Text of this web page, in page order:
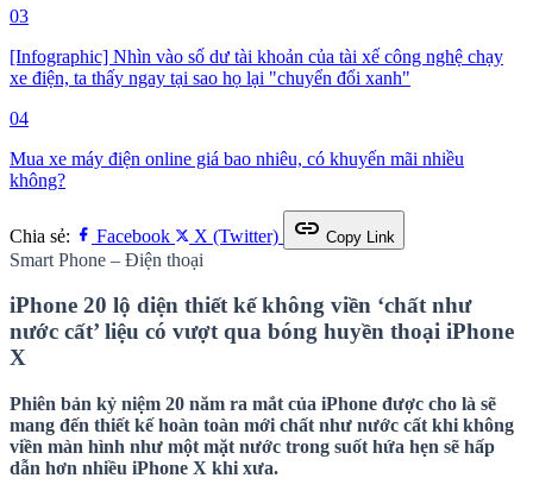
03
[Infographic] Nhìn vào số dư tài khoản của tài xế công nghệ chạy
xe điện, ta thấy ngay tại sao họ lại "chuyển đổi xanh"
04
Mua xe máy điện online giá bao nhiêu, có khuyến mãi nhiều
không?
Chia sẻ: Facebook X (Twitter) link Copy Link
Smart Phone – Điện thoại
iPhone 20 lộ diện thiết kế không viền ‘chất như
nước cất’ liệu có vượt qua bóng huyền thoại iPhone
X
Phiên bản kỷ niệm 20 năm ra mắt của iPhone được cho là sẽ
mang đến thiết kế hoàn toàn mới chất như nước cất khi không
viền màn hình như một mặt nước trong suốt hứa hẹn sẽ hấp
dẫn hơn nhiều iPhone X khi xưa.